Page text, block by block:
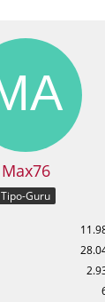
Max76
Tipo-Guru